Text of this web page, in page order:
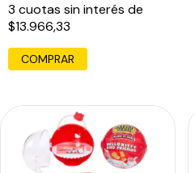
3 cuotas sin interés de
$13.966,33